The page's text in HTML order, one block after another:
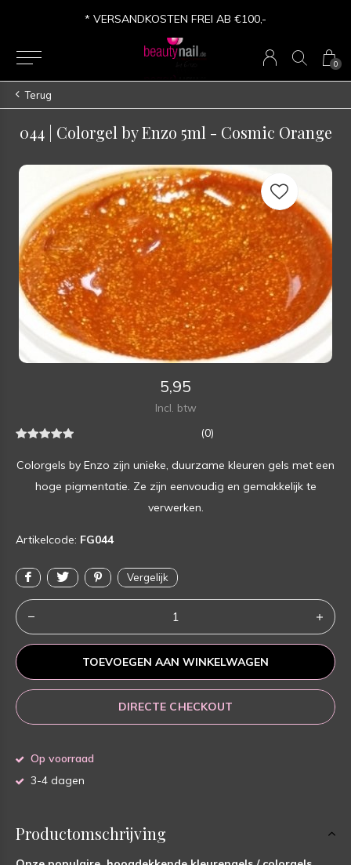
0
* VERSANDKOSTEN FREI AB €100,-
Terug
044 | Colorgel by Enzo 5ml - Cosmic Orange
5,95
Incl. btw
(0)
Colorgels by Enzo zijn unieke, duurzame kleuren gels met een
hoge pigmentatie. Ze zijn eenvoudig en gemakkelijk te
verwerken.
Artikelcode: FG044
Vergelijk
TOEVOEGEN AAN WINKELWAGEN
DIRECTE CHECKOUT
Op voorraad
3-4 dagen
Productomschrijving